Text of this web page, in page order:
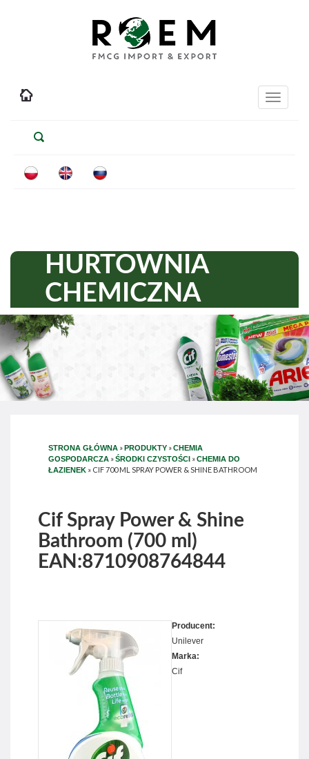
Toggle
HURTOWNIA
CHEMICZNA
STRONA GŁÓWNA » PRODUKTY »CHEMIA
GOSPODARCZA »ŚRODKI CZYSTOŚCI »CHEMIA DO
ŁAZIENEK » CIF 700 ML SPRAY POWER & SHINE BATHROOM
Cif Spray Power & Shine
Bathroom (700 ml)
EAN:8710908764844
Producent:
Unilever
Marka:
Cif